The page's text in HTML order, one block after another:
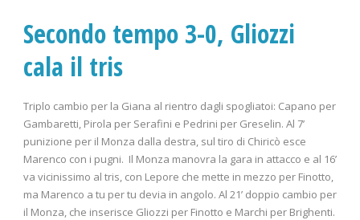
Secondo tempo 3-0, Gliozzi
cala il tris
Triplo cambio per la Giana al rientro dagli spogliatoi: Capano per
Gambaretti, Pirola per Serafini e Pedrini per Greselin. Al 7’
punizione per il Monza dalla destra, sul tiro di Chiricò esce
Marenco con i pugni. Il Monza manovra la gara in attacco e al 16’
va vicinissimo al tris, con Lepore che mette in mezzo per Finotto,
ma Marenco a tu per tu devia in angolo. Al 21’ doppio cambio per
il Monza, che inserisce Gliozzi per Finotto e Marchi per Brighenti.